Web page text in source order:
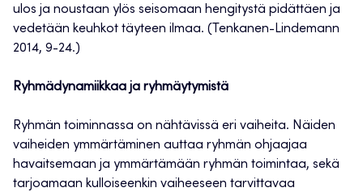
ulos ja noustaan ylös seisomaan hengitystä pidättäen ja
vedetään keuhkot täyteen ilmaa. (Tenkanen-Lindemann
2014, 9-24.)
Ryhmädynamiikkaa ja ryhmäytymistä
Ryhmän toiminnassa on nähtävissä eri vaiheita. Näiden
vaiheiden ymmärtäminen auttaa ryhmän ohjaajaa
havaitsemaan ja ymmärtämään ryhmän toimintaa, sekä
tarjoamaan kulloiseenkin vaiheeseen tarvittavaa